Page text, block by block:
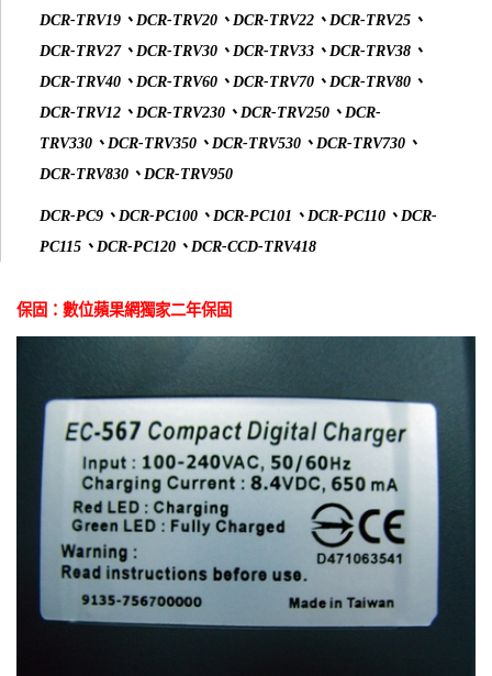
DCR-TRV19、DCR-TRV20、DCR-TRV22、DCR-TRV25、
DCR-TRV27、DCR-TRV30、DCR-TRV33、DCR-TRV38、
DCR-TRV40、DCR-TRV60、DCR-TRV70、DCR-TRV80、
DCR-TRV12、DCR-TRV230、DCR-TRV250、DCR-
TRV330、DCR-TRV350、DCR-TRV530、DCR-TRV730、
DCR-TRV830、DCR-TRV950
DCR-PC9、DCR-PC100、DCR-PC101、DCR-PC110、DCR-
PC115、DCR-PC120、DCR-CCD-TRV418
保固：數位蘋果網獨家二年保固